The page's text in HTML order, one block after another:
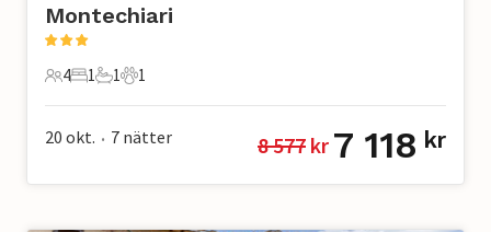
Montechiari
4 Gäster
4
1 Sovrum
1
1 Badrum
1
1 Husdjur
1
20 okt. • 7 nätter 8 577 kr 7 118 kr